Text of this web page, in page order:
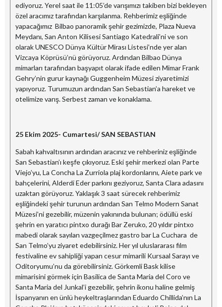
ediyoruz. Yerel saat ile 11:05’de varışımızı takiben bizi bekleyen
özel aracımız tarafından karşılanma. Rehberimiz eşliğinde
yapacağımız Bilbao panoramik şehir gezimizde, Plaza Nueva
Meydanı, San Anton Kilisesi Santiago Katedrali’ni ve son
olarak UNESCO Dünya Kültür Mirası Listesi’nde yer alan
Vizcaya Köprüsü’nü görüyoruz. Ardından Bilbao Dünya
mimarları tarafından başyapıt olarak ifade edilen Mimar Frank
Gehry’nin gurur kaynağı Guggenheim Müzesi ziyaretimizi
yapıyoruz. Turumuzun ardından San Sebastian’a hareket ve
otelimize varış. Serbest zaman ve konaklama.
25 Ekim 2025- Cumartesi/ SAN SEBASTIAN
Sabah kahvaltısının ardından aracınız ve rehberiniz eşliğinde
San Sebastian’ı keşfe çıkıyoruz. Eski şehir merkezi olan Parte
Viejo’yu, La Concha La Zurriola plaj kordonlarını, Aiete park ve
bahçelerini, Alderdi Eder parkını geziyoruz, Santa Clara adasını
uzaktan görüyoruz. Yaklaşık 3 saat sürecek rehberimiz
eşliğindeki şehir turunun ardından San Telmo Modern Sanat
Müzesi’ni gezebilir, müzenin yakınında bulunan; ödüllü eski
şehrin en yaratıcı pintxo durağı Bar Zeruko, 20 yıldır pintxo
mabedi olarak sayılan vazgeçilmez gastro bar La Cuchara de
San Telmo’yu ziyaret edebilirsiniz. Her yıl uluslararası film
festivaline ev sahipliği yapan cesur mimarili Kursaal Sarayı ve
Oditoryumu’nu da görebilirsiniz. Görkemli Bask kilise
mimarisini görmek için Basilica de Santa Maria del Coro ve
Santa Maria del Junkal’i gezebilir, şehrin ikonu haline gelmiş
İspanyanın en ünlü heykeltraşlarından Eduardo Chillida’nın La